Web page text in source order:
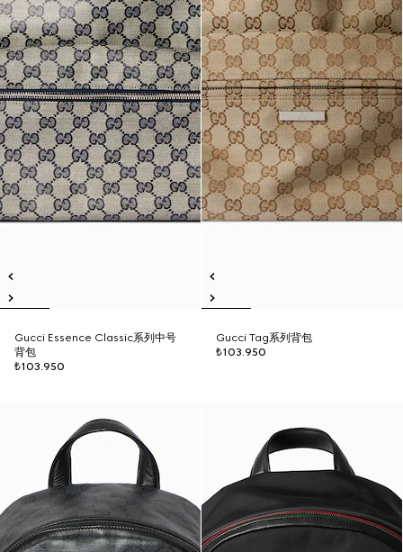
Gucci Essence Classic系列中号
背包
₺103.950
Gucci Tag系列背包
₺103.950